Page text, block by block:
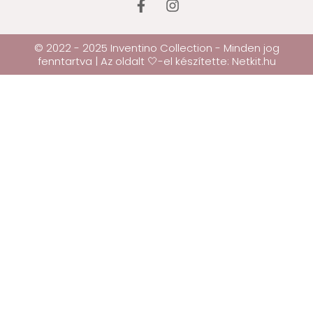
© 2022 - 2025 Inventino Collection - Minden jog
fenntartva | Az oldalt 🤍-el készítette: Netkit.hu